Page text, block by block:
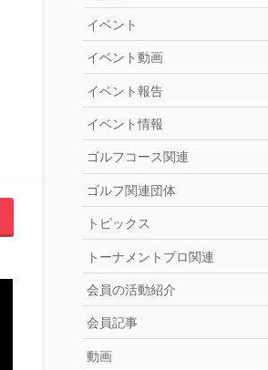
イベント
イベント動画
イベント報告
イベント情報
ゴルフコース関連
ゴルフ関連団体
トピックス
トーナメントプロ関連
会員の活動紹介
会員記事
動画